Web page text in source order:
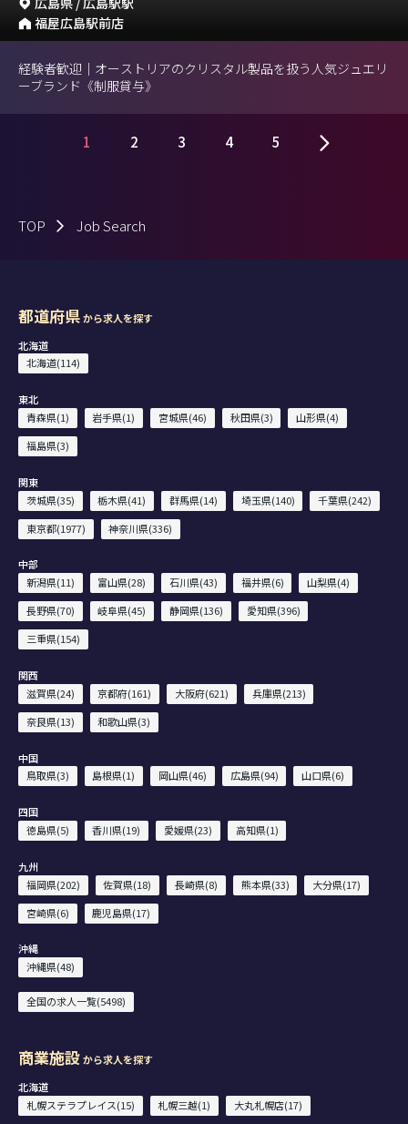
福屋広島駅前店
経験者歓迎｜オーストリアのクリスタル製品を扱う人気ジュエリ
ーブランド《制服貸与》
1 2 3 4 5
TOP Job Search
都道府県から求人を探す
北海道
北海道(114)
東北
青森県(1)
岩手県(1) 宮城県(46) 秋田県(3)
山形県(4)
福島県(3)
関東
茨城県(35)
栃木県(41) 群馬県(14) 埼玉県(140)
千葉県(242)
東京都(1977)
神奈川県(336)
中部
新潟県(11)
富山県(28) 石川県(43) 福井県(6)
山梨県(4)
長野県(70)
岐阜県(45) 静岡県(136)
愛知県(396)
三重県(154)
関西
滋賀県(24)
京都府(161) 大阪府(621)
兵庫県(213)
奈良県(13)
和歌山県(3)
中国
鳥取県(3)
島根県(1) 岡山県(46) 広島県(94) 山口県(6)
四国
徳島県(5)
香川県(19) 愛媛県(23) 高知県(1)
九州
福岡県(202)
佐賀県(18) 長崎県(8) 熊本県(33)
大分県(17)
宮崎県(6)
鹿児島県(17)
沖縄
沖縄県(48)
全国の求人一覧(5498)
商業施設から求人を探す
北海道
札幌ステラプレイス(15)
札幌三越(1)
大丸札幌店(17)